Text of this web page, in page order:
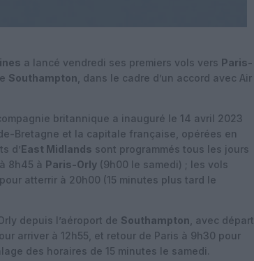
a lancé vendredi ses premiers vols vers Paris-
Southampton , dans le cadre d’un accord avec Air
britannique a inauguré le 14 avril 2023
Bretagne et la capitale française, opérées en
d’East Midlands sont programmés tous les jours
8h45 à Paris-Orly (9h00 le samedi) ; les vols
atterrir à 20h00 (15 minutes plus tard le
depuis l’aéroport de Southampton , avec départ
arriver à 12h55, et retour de Paris à 9h30 pour
des horaires de 15 minutes le samedi.